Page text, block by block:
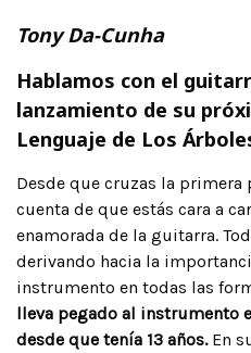
Tony Da-Cunha
Hablamos con el
lanzamiento de su
Lenguaje de Los
Desde que cruzas la primera
cuenta de que estás cara a
enamorada de la guitarra.
derivando hacia la
instrumento en todas las
lleva pegado al instrumento
desde que tenía 13 años.En